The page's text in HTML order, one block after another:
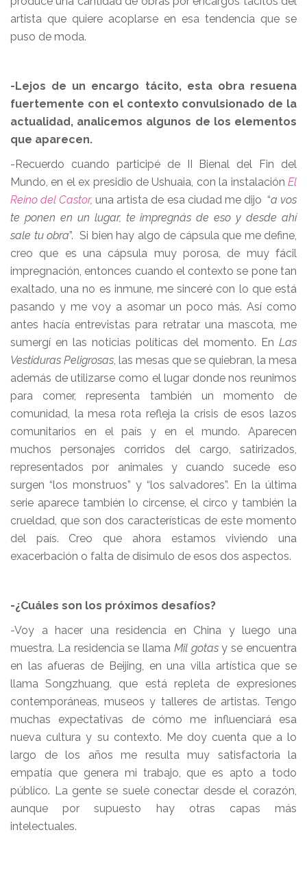
artista que quiere acoplarse en esa tendencia que se
puso de moda.
-Lejos de un encargo tácito, esta obra resuena
fuertemente con el contexto convulsionado de la
actualidad, analicemos algunos de los elementos
que aparecen.
-Recuerdo cuando participé de II Bienal del Fin del
Mundo, en el ex presidio de Ushuaia, con la instalación El
Reino del Castor, una artista de esa ciudad me dijo “a vos
te ponen en un lugar, te impregnás de eso y desde ahí
sale tu obra”. Si bien hay algo de cápsula que me define,
creo que es una cápsula muy porosa, de muy fácil
impregnación, entonces cuando el contexto se pone tan
exaltado, una no es inmune, me sinceré con lo que está
pasando y me voy a asomar un poco más. Así como
antes hacía entrevistas para retratar una mascota, me
sumergí en las noticias políticas del momento. En Las
Vestiduras Peligrosas, las mesas que se quiebran, la mesa
además de utilizarse como el lugar donde nos reunimos
para comer, representa también un momento de
comunidad, la mesa rota refleja la crisis de esos lazos
comunitarios en el país y en el mundo. Aparecen
muchos personajes corridos del cargo, satirizados,
representados por animales y cuando sucede eso
surgen “los monstruos” y “los salvadores”. En la última
serie aparece también lo circense, el circo y también la
crueldad, que son dos características de este momento
del país. Creo que ahora estamos viviendo una
exacerbación o falta de disimulo de esos dos aspectos.
-¿Cuáles son los próximos desafíos?
-Voy a hacer una residencia en China y luego una
muestra. La residencia se llama Mil gotasy se encuentra
en las afueras de Beijing, en una villa artística que se
llama Songzhuang, que está repleta de expresiones
contemporáneas, museos y talleres de artistas. Tengo
muchas expectativas de cómo me influenciará esa
nueva cultura y su contexto. Me doy cuenta que a lo
largo de los años me resulta muy satisfactoria la
empatía que genera mi trabajo, que es apto a todo
público. La gente se suele conectar desde el corazón,
aunque por supuesto hay otras capas más
intelectuales.